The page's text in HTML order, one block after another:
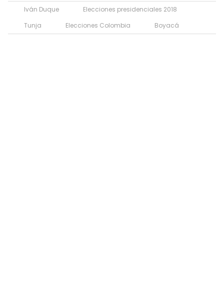
Iván Duque
Elecciones presidenciales 2018
Tunja
Elecciones Colombia Boyacá